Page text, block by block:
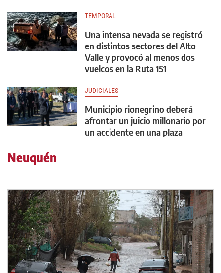
TEMPORAL
Una intensa nevada se registró
en distintos sectores del Alto
Valle y provocó al menos dos
vuelcos en la Ruta 151
JUDICIALES
Municipio rionegrino deberá
afrontar un juicio millonario por
un accidente en una plaza
Neuquén